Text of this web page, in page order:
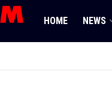
HOME NEWS